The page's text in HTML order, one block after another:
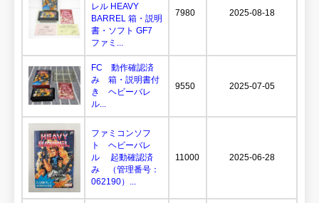
レル HEAVY
BARREL 箱・説明
書・ソフト GF7
ファミ...
7980 2025-08-18
FC 動作確認済
み 箱・説明書付
き ヘビーバレ
ル...
9550 2025-07-05
ファミコンソフ
ト ヘビーバレ
ル 起動確認済
み （管理番号：
062190）...
11000 2025-06-28